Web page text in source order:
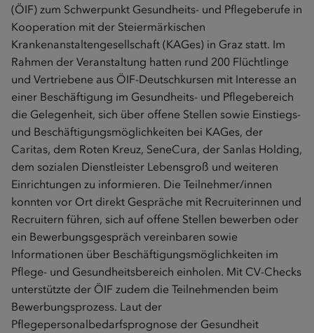
(ÖIF) zum Schwerpunkt Gesundheits- und Pflegeberufe in
Kooperation mit der Steiermärkischen
Krankenanstaltengesellschaft (KAGes) in Graz statt. Im
Rahmen der Veranstaltung hatten rund 200 Flüchtlinge
und Vertriebene aus ÖIF-Deutschkursen mit Interesse an
einer Beschäftigung im Gesundheits- und Pflegebereich
die Gelegenheit, sich über offene Stellen sowie Einstiegs-
und Beschäftigungsmöglichkeiten bei KAGes, der
Caritas, dem Roten Kreuz, SeneCura, der Sanlas Holding,
dem sozialen Dienstleister Lebensgroß und weiteren
Einrichtungen zu informieren. Die Teilnehmer/innen
konnten vor Ort direkt Gespräche mit Recruiterinnen und
Recruitern führen, sich auf offene Stellen bewerben oder
ein Bewerbungsgespräch vereinbaren sowie
Informationen über Beschäftigungsmöglichkeiten im
Pflege- und Gesundheitsbereich einholen. Mit CV-Checks
unterstützte der ÖIF zudem die Teilnehmenden beim
Bewerbungsprozess. Laut der
Pflegepersonalbedarfsprognose der Gesundheit